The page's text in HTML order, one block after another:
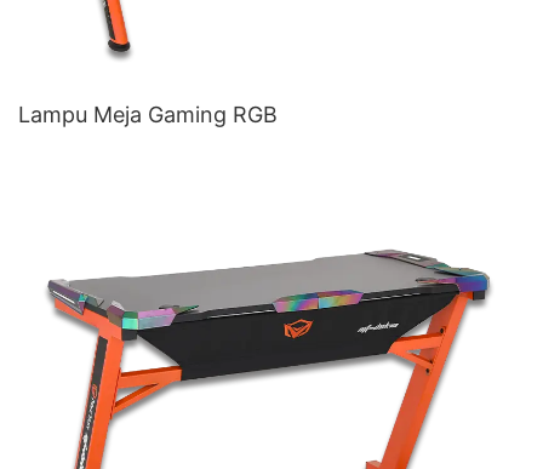
Lampu Meja Gaming RGB